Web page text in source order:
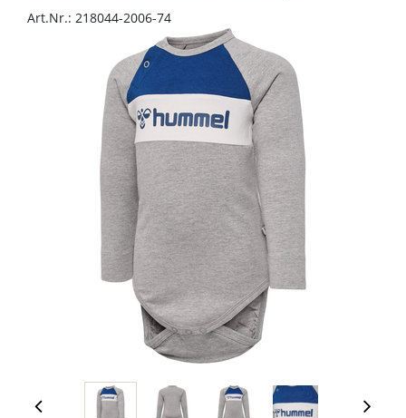
Art.Nr.: 218044-2006-74